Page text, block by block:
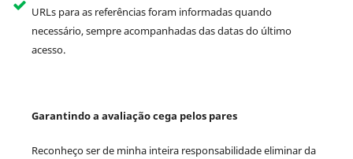
URLs para as referências foram informadas quando
necessário, sempre acompanhadas das datas do último
acesso.
Garantindo a avaliação cega pelos pares
Reconheço ser de minha inteira responsabilidade eliminar da